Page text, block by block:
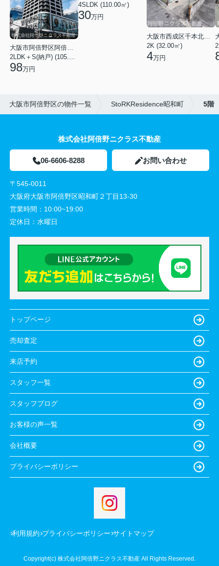
大阪市阿倍野区阿倍野筋１丁目
2LDK＋S(納戸) (105.43㎡)
98万円
4SLDK (110.00㎡)
30万円
2K (32.00㎡)
4万円
大阪市阿倍野区の物件一覧 StoRKResidence昭和町 5階
株式会社阿倍野ニクラス不動産
06-6606-8288 お問い合わせ
〒545-0011
大阪府大阪市阿倍野区昭和町２丁目13-30
営業時間： 10:00~19:00
定休日： 水曜日
トップページ
売却査定
来店予約
スタッフ一覧
スタッフブログ
お客様の声一覧
会社概要
プライバシーポリシー
利用規約 プライバシーポリシー サイトマップ
Copyright(c) 株式会社阿倍野ニクラス不動産 All Rights Reserved.